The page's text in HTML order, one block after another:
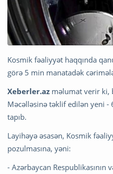
Kosmik fəaliyyət haqqında
görə 5 min manatadək
Xeberler.az məlumat verir ki,
Məcəlləsinə təklif edilən yeni
tapıb.
Layihəyə əsasən, Kosmik
pozulmasına, yəni:
- Azərbaycan Respublikasının